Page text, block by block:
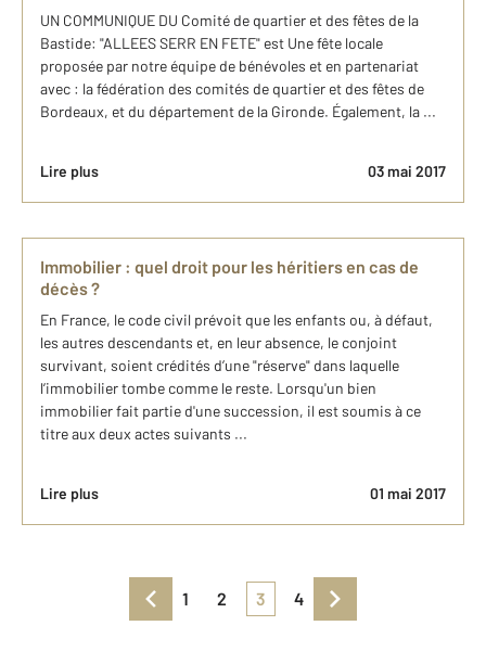
UN COMMUNIQUE DU Comité de quartier et des fêtes de la
Bastide: "ALLEES SERR EN FETE" est Une fête locale
proposée par notre équipe de bénévoles et en partenariat
avec : la fédération des comités de quartier et des fêtes de
Bordeaux, et du département de la Gironde. Également, la ...
Lire plus 03 mai 2017
Immobilier : quel droit pour les héritiers en cas de
décès ?
En France, le code civil prévoit que les enfants ou, à défaut,
les autres descendants et, en leur absence, le conjoint
survivant, soient crédités d’une "réserve" dans laquelle
l’immobilier tombe comme le reste. Lorsqu'un bien
immobilier fait partie d'une succession, il est soumis à ce
titre aux deux actes suivants ...
Lire plus 01 mai 2017
1 2 3 4